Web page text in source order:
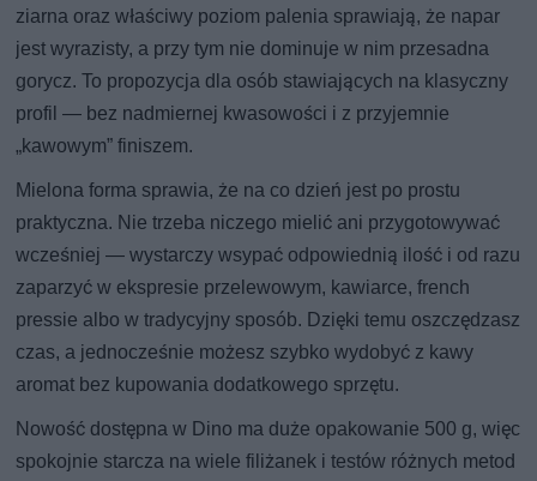
ziarna oraz właściwy poziom palenia sprawiają, że napar
jest wyrazisty, a przy tym nie dominuje w nim przesadna
gorycz. To propozycja dla osób stawiających na klasyczny
profil — bez nadmiernej kwasowości i z przyjemnie
„kawowym” finiszem.
Mielona forma sprawia, że na co dzień jest po prostu
praktyczna. Nie trzeba niczego mielić ani przygotowywać
wcześniej — wystarczy wsypać odpowiednią ilość i od razu
zaparzyć w ekspresie przelewowym, kawiarce, french
pressie albo w tradycyjny sposób. Dzięki temu oszczędzasz
czas, a jednocześnie możesz szybko wydobyć z kawy
aromat bez kupowania dodatkowego sprzętu.
Nowość dostępna w Dino ma duże opakowanie 500 g, więc
spokojnie starcza na wiele filiżanek i testów różnych metod